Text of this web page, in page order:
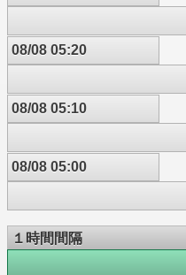
08/08 05:20
08/08 05:10
08/08 05:00
１時間間隔